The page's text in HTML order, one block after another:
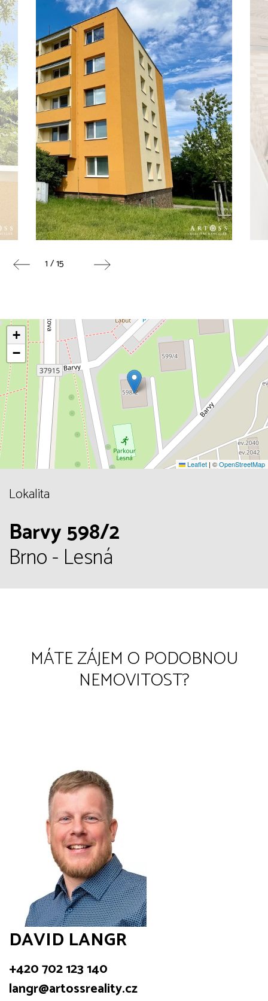
1 / 15
+
−
Leaflet | ©OpenStreetMap
Lokalita
Barvy 598/2
Brno - Lesná
MÁTE ZÁJEM O PODOBNOU
NEMOVITOST?
DAVID LANGR
+420 702 123 140
langr@artossreality.cz